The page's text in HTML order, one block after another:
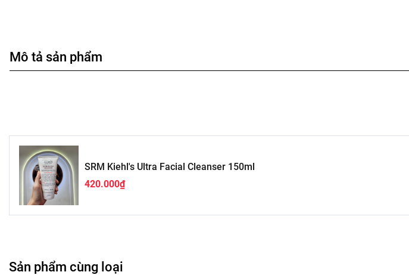
Mô tả sản phẩm
SRM Kiehl's Ultra Facial Cleanser 150ml
420.000₫
Sản phẩm cùng loại